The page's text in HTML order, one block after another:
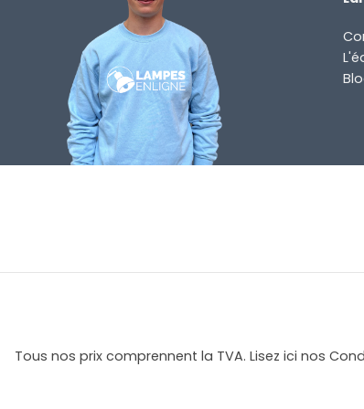
(Nécessaire)
Quelle
est
votre
question
concernant
Tous nos prix comprennent la TVA. Lisez ici nos